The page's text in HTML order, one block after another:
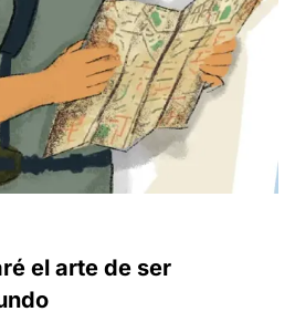
el arte de ser